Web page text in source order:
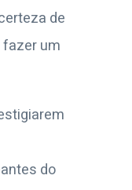
de
fazer um
do